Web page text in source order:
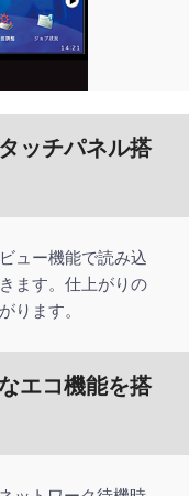
ッチパネル搭
ュー機能で読み込
ます。仕上がりの
ります。
エコ機能を搭